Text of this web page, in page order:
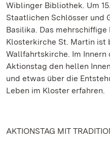
Wiblinger Bibliothek. Um
Staatlichen Schlösser und
Basilika. Das
Klosterkirche St. Martin ist
Wallfahrtskirche. Im Innern
Aktionstag den hellen
und etwas über die
Leben im Kloster erfahren.
AKTIONSTAG MIT